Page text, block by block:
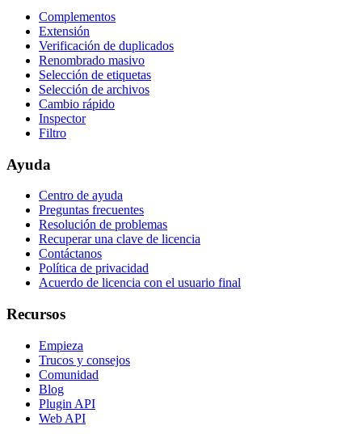
Complementos
Extensión
Verificación de duplicados
Renombrado masivo
Selección de etiquetas
Selección de archivos
Cambio rápido
Inspector
Filtro
Ayuda
Centro de ayuda
Preguntas frecuentes
Resolución de problemas
Recuperar una clave de licencia
Contáctanos
Política de privacidad
Acuerdo de licencia con el usuario final
Recursos
Empieza
Trucos y consejos
Comunidad
Blog
Plugin API
Web API